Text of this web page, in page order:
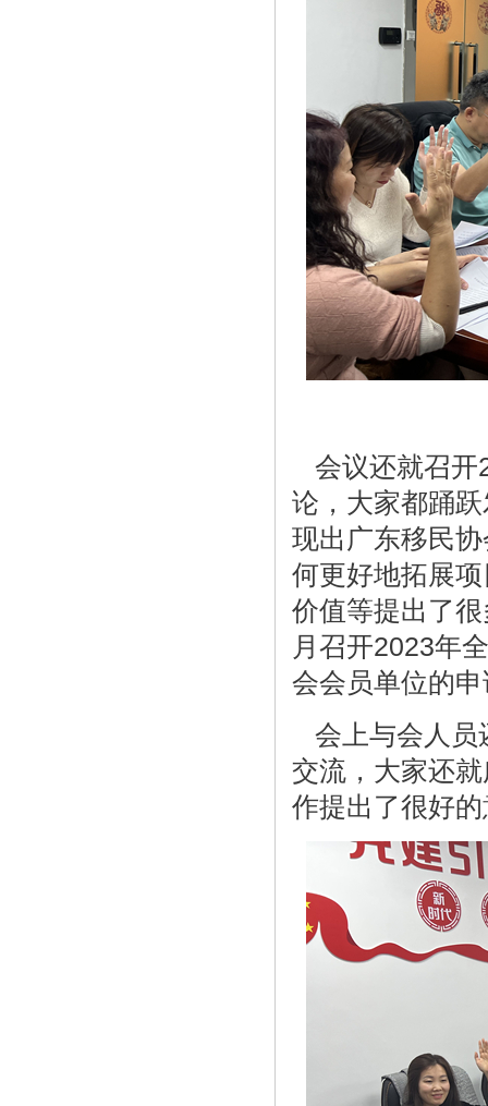
会议还就召开
论，大家都踊
现出广东移民
何更好地拓展
价值等提出了
月召开2023年
会会员单位的
会上与会人员
交流，大家还
作提出了很好